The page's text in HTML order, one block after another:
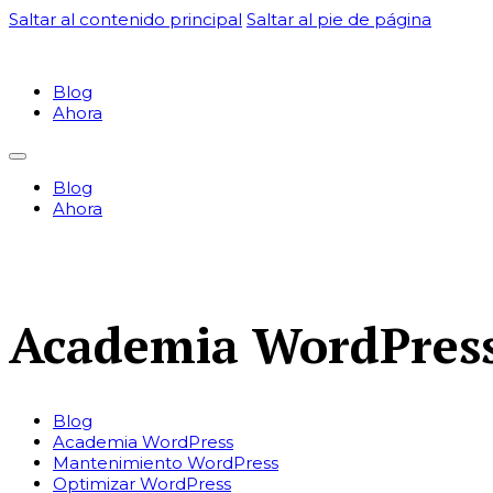
Saltar al contenido principal Saltar al pie de página
Blog
Ahora
Blog
Ahora
Academia
Blog
Academia WordPress
Mantenimiento WordPress
Optimizar WordPress